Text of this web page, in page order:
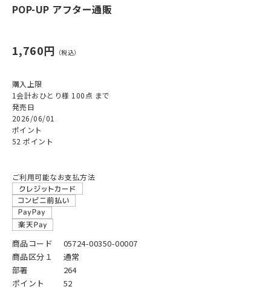
POP-UP アフター通販
1,760円
購入上限
1会計おひとり様 100点 まで
発売日
2026/06/01
ポイント
52 ポイント
ご利用可能なお支払方法
商品コード
05724-00350-00007
商品区分１
通常
部署
264
ポイント
52